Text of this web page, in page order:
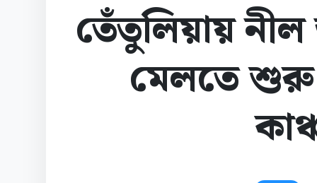
তেঁতুলিয়ায়
মেলতে